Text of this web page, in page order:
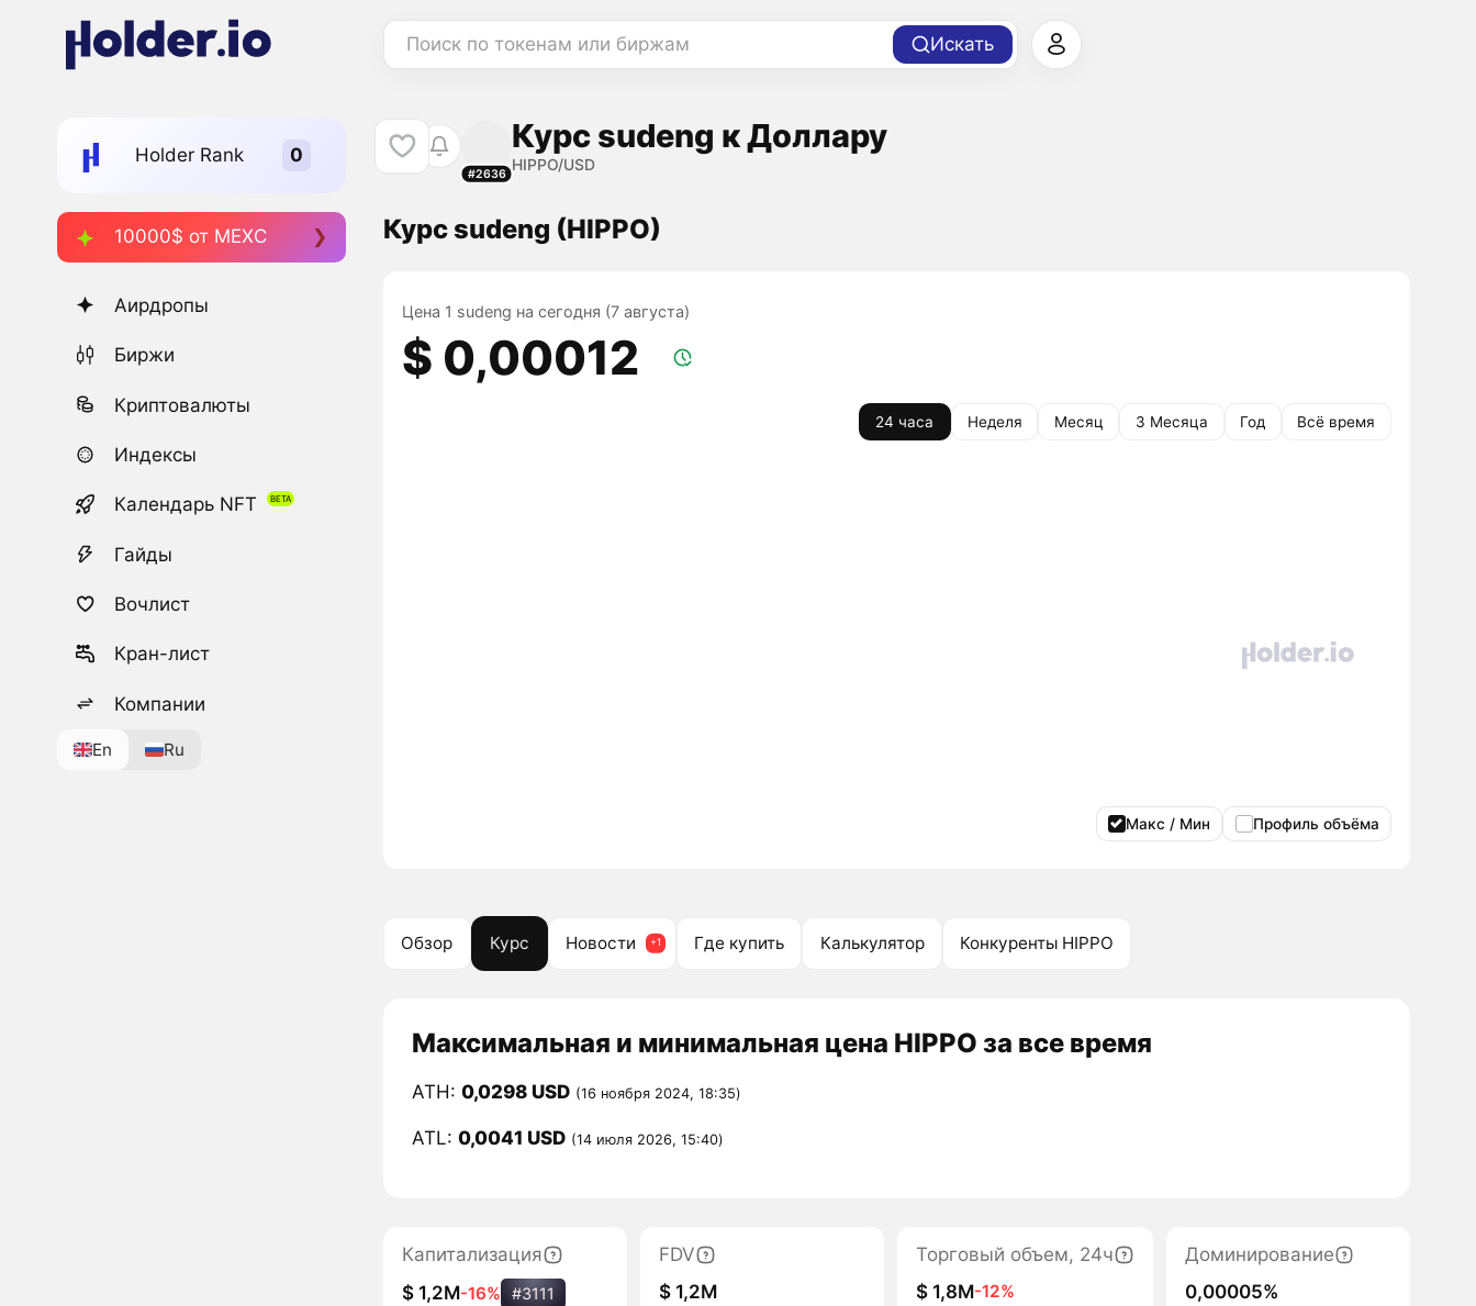
Поиск по токенам или биржам Искать
Holder Rank
10000$ от MEXC
Аирдропы
Биржи
Криптовалюты
Индексы
Календарь NFT
Гайды
Вочлист
Кран-лист
Компании
En Ru
#2636
Курс sudeng к Доллару
HIPPO/USD
Курс sudeng (HIPPO)
Цена 1 sudeng на сегодня (7 августа)
$ 0,00012
24 часа Неделя Месяц 3 Месяца Год Всё время
Макс / Мин Профиль объёма
Обзор Курс Новости Где купить Калькулятор Конкуренты HIPPO
Максимальная и минимальная цена HIPPO за все время
ATH: 0,0298 USD (16 ноября 2024, 18:35)
ATL: 0,0041 USD (14 июля 2026, 15:40)
Капитализация
$ 1,2M-16% #3111
FDV
$ 1,2M
Торговый объем, 24ч
$ 1,8M-12%
Доминирование
0,00005%